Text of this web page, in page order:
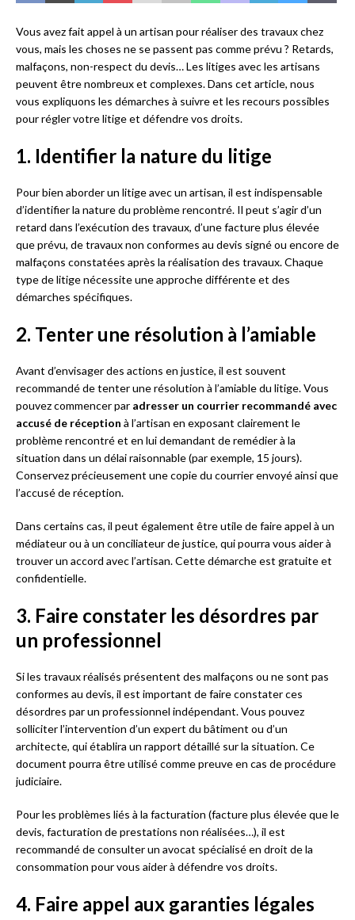
Vous avez fait appel à un artisan pour réaliser des travaux chez
vous, mais les choses ne se passent pas comme prévu ? Retards,
malfaçons, non-respect du devis… Les litiges avec les artisans
peuvent être nombreux et complexes. Dans cet article, nous
vous expliquons les démarches à suivre et les recours possibles
pour régler votre litige et défendre vos droits.
1. Identifier la nature du litige
Pour bien aborder un litige avec un artisan, il est indispensable
d’identifier la nature du problème rencontré. Il peut s’agir d’un
retard dans l’exécution des travaux, d’une facture plus élevée
que prévu, de travaux non conformes au devis signé ou encore de
malfaçons constatées après la réalisation des travaux. Chaque
type de litige nécessite une approche différente et des
démarches spécifiques.
2. Tenter une résolution à l’amiable
Avant d’envisager des actions en justice, il est souvent
recommandé de tenter une résolution à l’amiable du litige. Vous
pouvez commencer par adresser un courrier recommandé avec
accusé de réception à l’artisan en exposant clairement le
problème rencontré et en lui demandant de remédier à la
situation dans un délai raisonnable (par exemple, 15 jours).
Conservez précieusement une copie du courrier envoyé ainsi que
l’accusé de réception.
Dans certains cas, il peut également être utile de faire appel à un
médiateur ou à un conciliateur de justice, qui pourra vous aider à
trouver un accord avec l’artisan. Cette démarche est gratuite et
confidentielle.
3. Faire constater les désordres par
un professionnel
Si les travaux réalisés présentent des malfaçons ou ne sont pas
conformes au devis, il est important de faire constater ces
désordres par un professionnel indépendant. Vous pouvez
solliciter l’intervention d’un expert du bâtiment ou d’un
architecte, qui établira un rapport détaillé sur la situation. Ce
document pourra être utilisé comme preuve en cas de procédure
judiciaire.
Pour les problèmes liés à la facturation (facture plus élevée que le
devis, facturation de prestations non réalisées…), il est
recommandé de consulter un avocat spécialisé en droit de la
consommation pour vous aider à défendre vos droits.
4. Faire appel aux garanties légales